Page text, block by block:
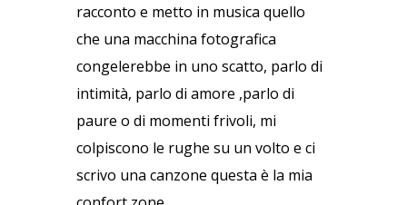
racconto e metto in musica quello
che una macchina fotografica
congelerebbe in uno scatto, parlo di
intimità, parlo di amore ,parlo di
paure o di momenti frivoli, mi
colpiscono le rughe su un volto e ci
scrivo una canzone questa è la mia